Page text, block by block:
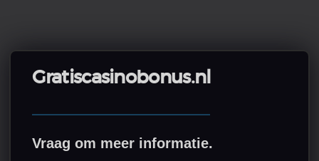
Gratiscasinobonus.nl
Vraag om meer informatie.